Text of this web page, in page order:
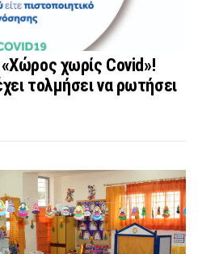
χωρίς Covid»!
τολμήσει να ρωτήσει